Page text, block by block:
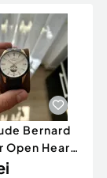
Bernard
Open Heart,
WR200m